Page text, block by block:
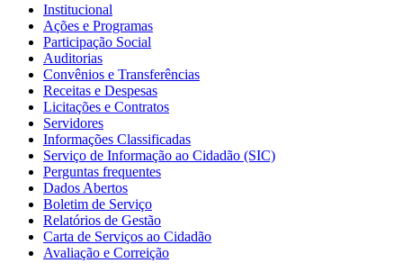
Institucional
Ações e Programas
Participação Social
Auditorias
Convênios e Transferências
Receitas e Despesas
Licitações e Contratos
Servidores
Informações Classificadas
Serviço de Informação ao Cidadão (SIC)
Perguntas frequentes
Dados Abertos
Boletim de Serviço
Relatórios de Gestão
Carta de Serviços ao Cidadão
Avaliação e Correição